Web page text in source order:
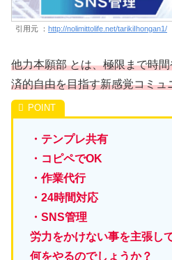
引用元 ： http://nolimittolife.net/tarikiIhongan1/
他力本願部 とは、極限まで時
済的自由を目指す新感覚コミュ
・テンプレ共有
・コピペでOK
・作業代行
・24時間対応
・SNS管理
労力をかけない事を主張し
何をやるのでしょうか？